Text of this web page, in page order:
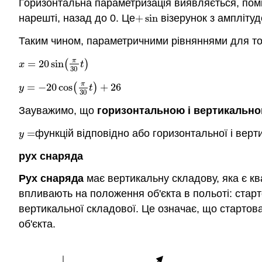
Горизонтальна параметризація виявляється,
нарешті, назад до 0. Це+sin
+sin візерунок з
Таким чином, параметричними рівняннями для
x = 20sin( π
30 t)
x=20sin(π30t)
y = −20cos( π
30 t) + 26
y =− 20cos(π30t)+ 26
Зауважимо, що горизонтальною і
y =
y = функцій відповідно або горизонтальної і
рух снаряда
Рух снаряда має вертикальну складову, яка є
впливають на положення об'єкта в польоті:
вертикальної складової. Це означає, що
об'єкта.